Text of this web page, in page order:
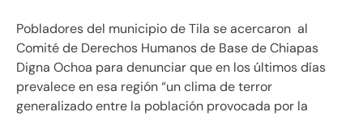
Pobladores del municipio de Tila se acercaron al
Comité de Derechos Humanos de Base de Chiapas
Digna Ochoa para denunciar que en los últimos días
prevalece en esa región “un clima de terror
generalizado entre la población provocada por la